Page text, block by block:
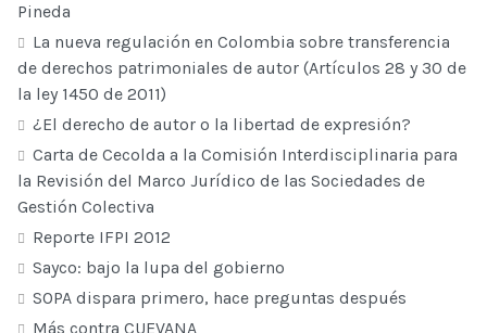
Pineda
La nueva regulación en Colombia sobre transferencia
de derechos patrimoniales de autor (Artículos 28 y 30 de
la ley 1450 de 2011)
¿El derecho de autor o la libertad de expresión?
Carta de Cecolda a la Comisión Interdisciplinaria para
la Revisión del Marco Jurídico de las Sociedades de
Gestión Colectiva
Reporte IFPI 2012
Sayco: bajo la lupa del gobierno
SOPA dispara primero, hace preguntas después
Más contra CUEVANA